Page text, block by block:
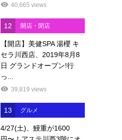
40,665 views
12 開店・閉店
【開店】美健SPA 湯櫻 キ
セラ川西店、2019年8月8
日 グランドオープン!行
っ...
39,819 views
13 グルメ
4/27(土)、鰻重が1600